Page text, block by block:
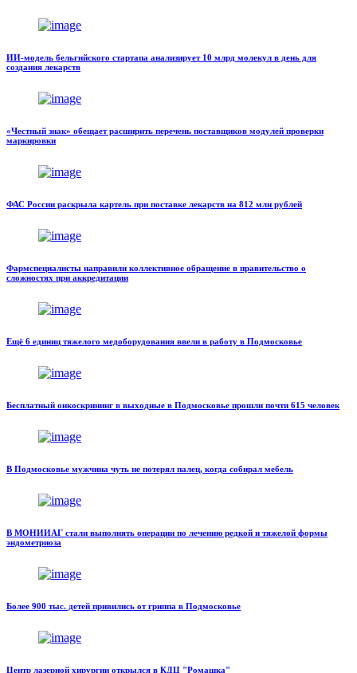
ИИ-модель бельгийского стартапа анализирует 10 млрд молекул в день для
создания лекарств
«Честный знак» обещает расширить перечень поставщиков модулей проверки
маркировки
ФАС России раскрыла картель при поставке лекарств на 812 млн рублей
Фармспециалисты направили коллективное обращение в правительство о
сложностях при аккредитации
Ещё 6 единиц тяжелого медоборудования ввели в работу в Подмосковье
Бесплатный онкоскрининг в выходные в Подмосковье прошли почти 615 человек
В Подмосковье мужчина чуть не потерял палец, когда собирал мебель
В МОНИИАГ стали выполнять операции по лечению редкой и тяжелой формы
эндометриоза
Более 900 тыс. детей привились от гриппа в Подмосковье
Центр лазерной хирургии открылся в КДЦ "Ромашка"